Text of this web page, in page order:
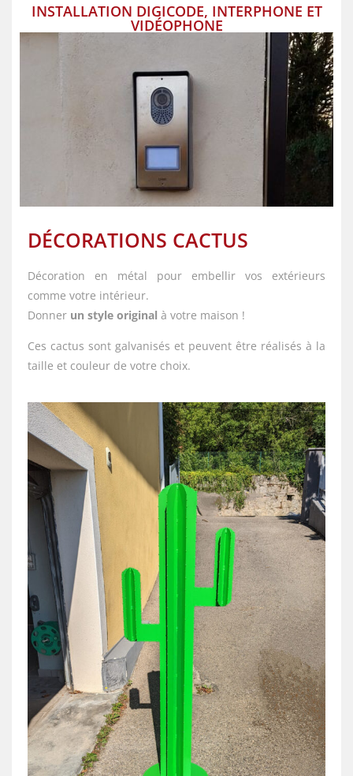
INSTALLATION DIGICODE, INTERPHONE ET
VIDÉOPHONE
DÉCORATIONS CACTUS
Décoration en métal pour embellir vos extérieurs
comme votre intérieur.
Donner un style original à votre maison !
Ces cactus sont galvanisés et peuvent être réalisés à la
taille et couleur de votre choix.